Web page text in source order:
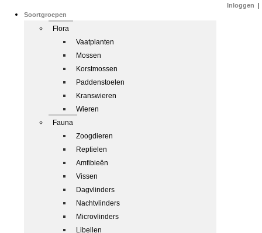
Soortgroepen
Flora
Vaatplanten
Mossen
Korstmossen
Paddenstoelen
Kranswieren
Wieren
Fauna
Zoogdieren
Reptielen
Amfibieën
Vissen
Dagvlinders
Nachtvlinders
Microvlinders
Libellen
Inloggen |